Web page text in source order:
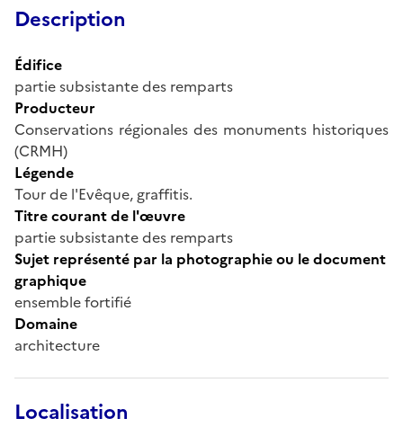
Description
Édifice
partie subsistante des remparts
Producteur
Conservations régionales des monuments historiques
(CRMH)
Légende
Tour de l'Evêque, graffitis.
Titre courant de l'œuvre
partie subsistante des remparts
Sujet représenté par la photographie ou le document
graphique
ensemble fortifié
Domaine
architecture
Localisation